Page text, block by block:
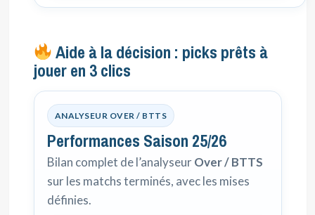
Aide à la décision : picks prêts à
jouer en 3 clics
ANALYSEUR OVER / BTTS
Performances Saison 25/26
Bilan complet de l’analyseurOver / BTTS
sur les matchs terminés, avec les mises
définies.